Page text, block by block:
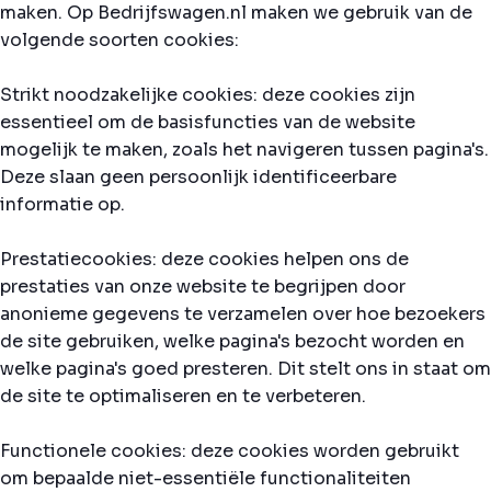
maken. Op Bedrijfswagen.nl maken we gebruik van de
volgende soorten cookies:
Strikt noodzakelijke cookies: deze cookies zijn
essentieel om de basisfuncties van de website
mogelijk te maken, zoals het navigeren tussen pagina's.
Deze slaan geen persoonlijk identificeerbare
informatie op.
Prestatiecookies: deze cookies helpen ons de
prestaties van onze website te begrijpen door
anonieme gegevens te verzamelen over hoe bezoekers
de site gebruiken, welke pagina's bezocht worden en
welke pagina's goed presteren. Dit stelt ons in staat om
de site te optimaliseren en te verbeteren.
Functionele cookies: deze cookies worden gebruikt
om bepaalde niet-essentiële functionaliteiten